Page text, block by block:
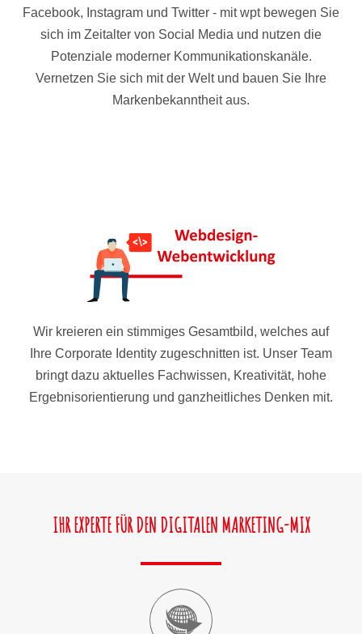
Facebook, Instagram und Twitter - mit wpt bewegen Sie
sich im Zeitalter von Social Media und nutzen die
Potenziale moderner Kommunikationskanäle.
Vernetzen Sie sich mit der Welt und bauen Sie Ihre
Markenbekanntheit aus.
Wir kreieren ein stimmiges Gesamtbild, welches auf
Ihre Corporate Identity zugeschnitten ist. Unser Team
bringt dazu aktuelles Fachwissen, Kreativität, hohe
Ergebnisorientierung und ganzheitliches Denken mit.
IHR EXPERTE FÜR DEN DIGITALEN MARKETING-MIX